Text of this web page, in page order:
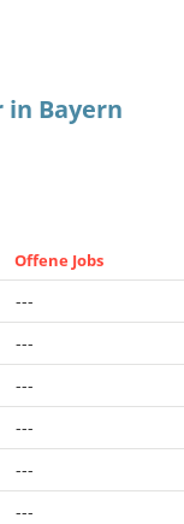
Bayern
Offene Jobs
---
---
---
---
---
---